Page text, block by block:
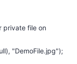
private file on
"DemoFile.jpg");